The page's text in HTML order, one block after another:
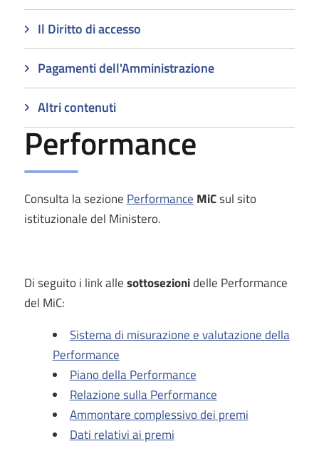
Il Diritto di accesso
Pagamenti dell'Amministrazione
Altri contenuti
Performance
Consulta la sezione Performance MiCsul sito
istituzionale del Ministero.
Di seguito i link allesottosezionidelle Performance
del MiC:
Sistema di misurazione e valutazione della
Performance
Piano della Performance
Relazione sulla Performance
Ammontare complessivo dei premi
Dati relativi ai premi